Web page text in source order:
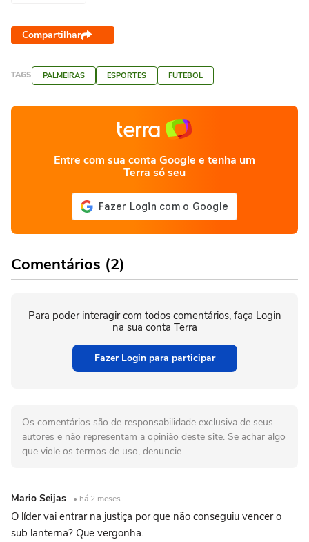
Compartilhar
TAGS PALMEIRAS ESPORTES FUTEBOL
Entre com sua conta Google e tenha um
Terra só seu
Comentários (2)
Para poder interagir com todos comentários, faça Login
na sua conta Terra
Fazer Login para participar
Os comentários são de responsabilidade exclusiva de seus
autores e não representam a opinião deste site. Se achar algo
que viole os termos de uso, denuncie.
Mario Seijas • há 2 meses
O líder vai entrar na justiça por que não conseguiu vencer o
sub lanterna? Que vergonha.